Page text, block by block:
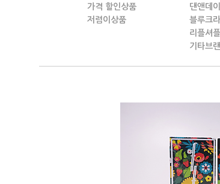
가격 할인상품
저렴이상품
댄앤데
블루크
리플셔
기타브